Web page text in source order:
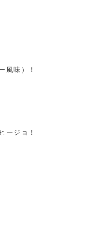
風味）！
ージョ！